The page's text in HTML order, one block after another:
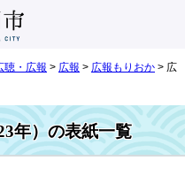
聴・広報 > 広報 > 広報もりおか > 広
年）の表紙一覧